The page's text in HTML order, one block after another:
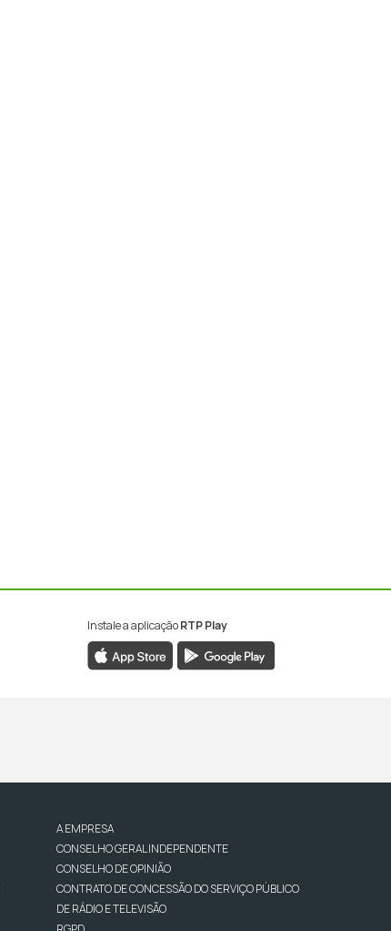
Instale a aplicaçãoRTP Play
A EMPRESA
CONSELHO GERAL INDEPENDENTE
CONSELHO DE OPINIÃO
CONTRATO DE CONCESSÃO DO SERVIÇO PÚBLICO
DE RÁDIO E TELEVISÃO